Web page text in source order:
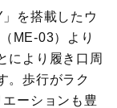
を搭載したウ
ME-03）より
により履き口周
。歩行がラク
ーションも豊